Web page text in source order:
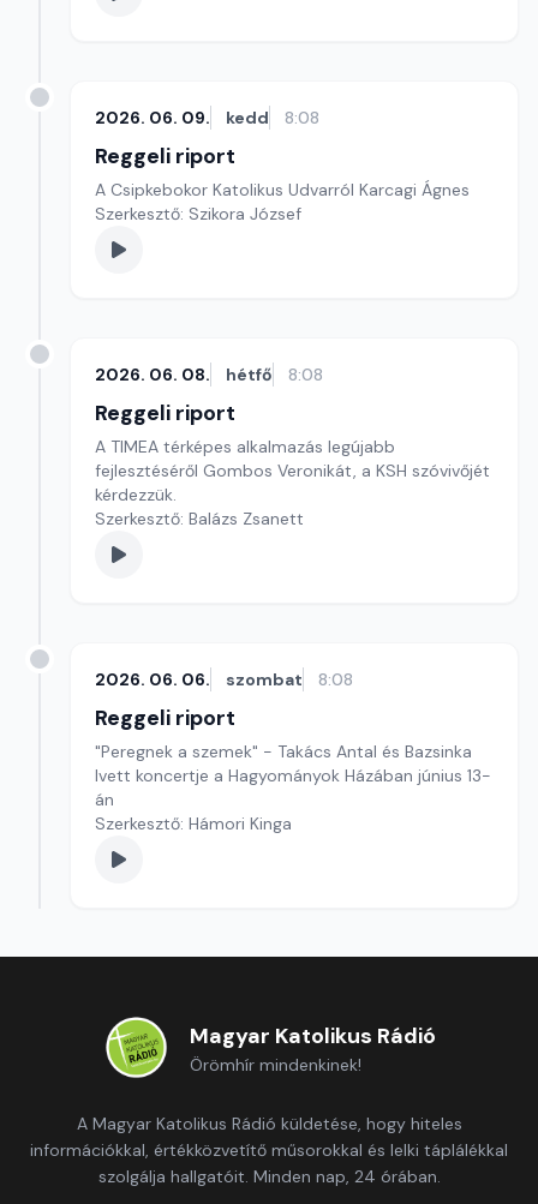
2026. 06. 09. kedd 8:08
Reggeli riport
A Csipkebokor Katolikus Udvarról Karcagi Ágnes
Szerkesztő: Szikora József
2026. 06. 08. hétfő 8:08
Reggeli riport
A TIMEA térképes alkalmazás legújabb
fejlesztéséről Gombos Veronikát, a KSH szóvivőjét
kérdezzük.
Szerkesztő: Balázs Zsanett
2026. 06. 06. szombat 8:08
Reggeli riport
"Peregnek a szemek" - Takács Antal és Bazsinka
Ivett koncertje a Hagyományok Házában június 13-
án
Szerkesztő: Hámori Kinga
Magyar Katolikus Rádió
Örömhír mindenkinek!
A Magyar Katolikus Rádió küldetése, hogy hiteles
információkkal, értékközvetítő műsorokkal és lelki táplálékkal
szolgálja hallgatóit. Minden nap, 24 órában.